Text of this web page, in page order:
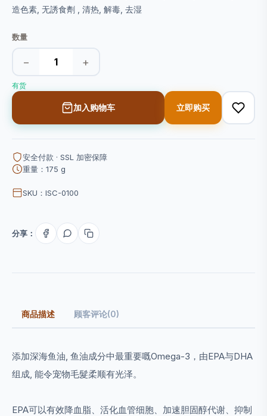
造色素, 无誘食劑 , 清热, 解毒, 去湿
数量
− +
有货
加入购物车 立即购买
安全付款 · SSL 加密保障
重量：175 g
SKU：ISC-0100
分享：
商品描述 顾客评论(0)
添加深海鱼油, 鱼油成分中最重要嘅Omega-3，由EPA与DHA
组成, 能令宠物毛髮柔顺有光泽。
EPA可以有效降血脂、活化血管细胞、加速胆固醇代谢、抑制